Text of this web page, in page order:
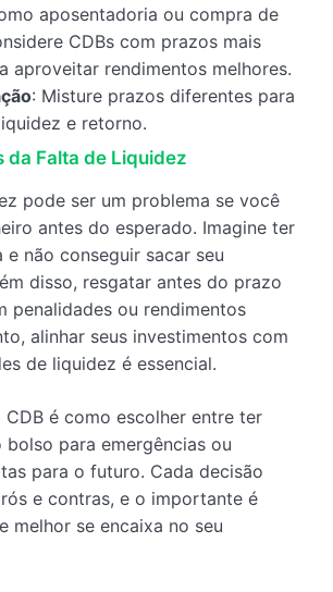
aposentadoria ou compra de
CDBs com prazos mais
aproveitar rendimentos melhores.
: Misture prazos diferentes para
e retorno.
da Falta de Liquidez
pode ser um problema se você
antes do esperado. Imagine ter
e não conseguir sacar seu
disso, resgatar antes do prazo
penalidades ou rendimentos
alinhar seus investimentos com
de liquidez é essencial.
CDB é como escolher entre ter
bolso para emergências ou
para o futuro. Cada decisão
e contras, e o importante é
melhor se encaixa no seu